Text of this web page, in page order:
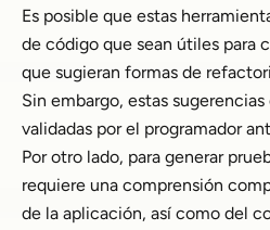
Es posible que estas
de código que sean útiles para
que sugieran formas de
Sin embargo, estas
validadas por el programador
Por otro lado, para generar
requiere una comprensión
de la aplicación, así como del